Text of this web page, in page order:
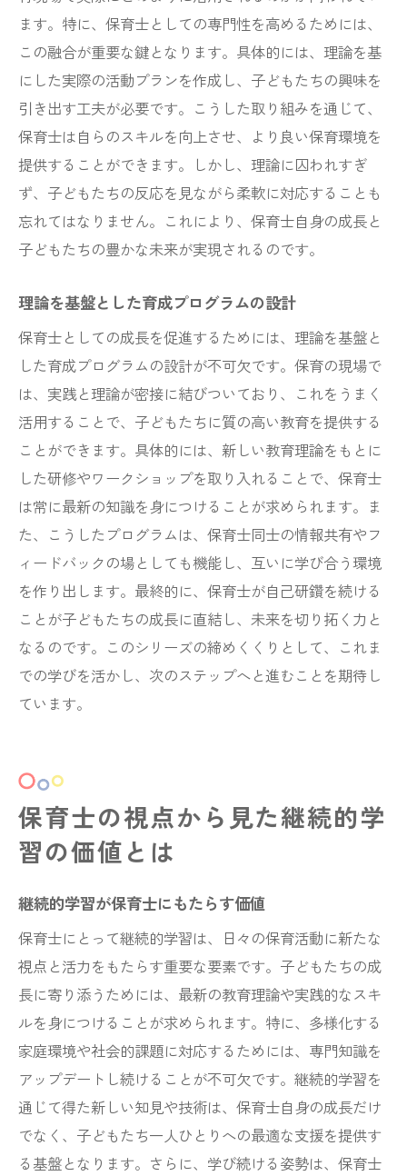
ます。特に、保育士としての専門性を高めるためには、
この融合が重要な鍵となります。具体的には、理論を基
にした実際の活動プランを作成し、子どもたちの興味を
引き出す工夫が必要です。こうした取り組みを通じて、
保育士は自らのスキルを向上させ、より良い保育環境を
提供することができます。しかし、理論に囚われすぎ
ず、子どもたちの反応を見ながら柔軟に対応することも
忘れてはなりません。これにより、保育士自身の成長と
子どもたちの豊かな未来が実現されるのです。
理論を基盤とした育成プログラムの設計
保育士としての成長を促進するためには、理論を基盤と
した育成プログラムの設計が不可欠です。保育の現場で
は、実践と理論が密接に結びついており、これをうまく
活用することで、子どもたちに質の高い教育を提供する
ことができます。具体的には、新しい教育理論をもとに
した研修やワークショップを取り入れることで、保育士
は常に最新の知識を身につけることが求められます。ま
た、こうしたプログラムは、保育士同士の情報共有やフ
ィードバックの場としても機能し、互いに学び合う環境
を作り出します。最終的に、保育士が自己研鑽を続ける
ことが子どもたちの成長に直結し、未来を切り拓く力と
なるのです。このシリーズの締めくくりとして、これま
での学びを活かし、次のステップへと進むことを期待し
ています。
保育士の視点から見た継続的学
習の価値とは
継続的学習が保育士にもたらす価値
保育士にとって継続的学習は、日々の保育活動に新たな
視点と活力をもたらす重要な要素です。子どもたちの成
長に寄り添うためには、最新の教育理論や実践的なスキ
ルを身につけることが求められます。特に、多様化する
家庭環境や社会的課題に対応するためには、専門知識を
アップデートし続けることが不可欠です。継続的学習を
通じて得た新しい知見や技術は、保育士自身の成長だけ
でなく、子どもたち一人ひとりへの最適な支援を提供す
る基盤となります。さらに、学び続ける姿勢は、保育士